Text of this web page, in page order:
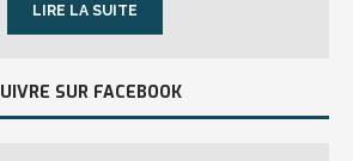
LIRE LA SUITE
SUR FACEBOOK